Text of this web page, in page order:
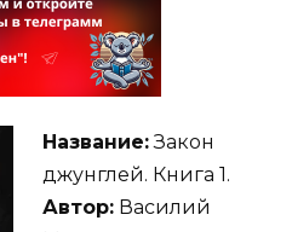
Название:Закон
джунглей. Книга 1.
Автор: Василий